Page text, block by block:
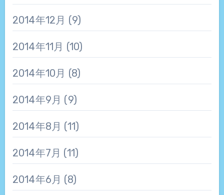
2014年12月 (9)
2014年11月 (10)
2014年10月 (8)
2014年9月 (9)
2014年8月 (11)
2014年7月 (11)
2014年6月 (8)